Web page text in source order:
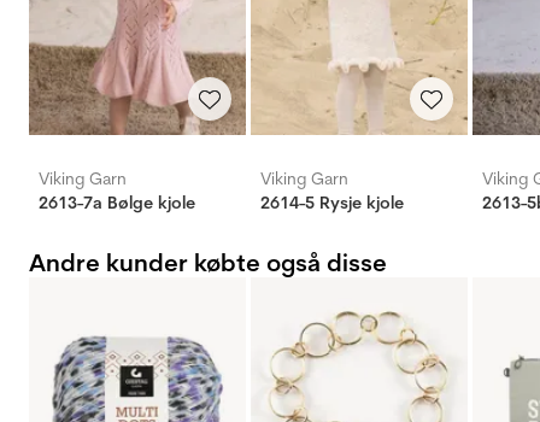
Viking Garn
2613-7a Bølge kjole
Viking Garn
2614-5 Rysje kjole
Viking
2613-
Andre kunder købte også disse